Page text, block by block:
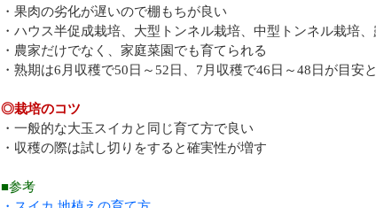
・果肉の劣化が遅いので棚もちが良い
・ハウス半促成栽培、大型トンネル栽培、中型トンネル栽培
・農家だけでなく、家庭菜園でも育てられる
・熟期は6月収穫で50日～52日、7月収穫で46日～48日が目安
◎栽培のコツ
・一般的な大玉スイカと同じ育て方で良い
・収穫の際は試し切りをすると確実性が増す
■参考